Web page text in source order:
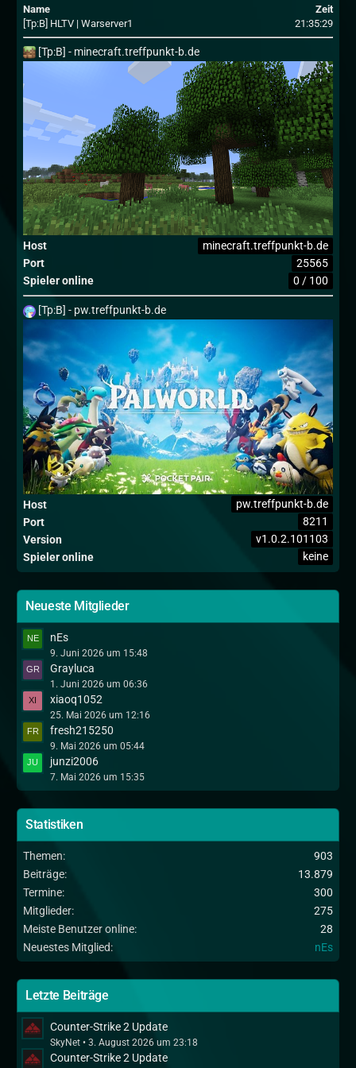
Name
Zeit
[Tp:B] HLTV | Warserver1
21:35:29
[Tp:B] - minecraft.treffpunkt-b.de
Host
minecraft.treffpunkt-b.de
Port
25565
Spieler online
0 / 100
[Tp:B] - pw.treffpunkt-b.de
Host
pw.treffpunkt-b.de
Port
8211
Version
v1.0.2.101103
Spieler online
keine
Neueste Mitglieder
nEs
9. Juni 2026 um 15:48
Grayluca
1. Juni 2026 um 06:36
xiaoq1052
25. Mai 2026 um 12:16
fresh215250
9. Mai 2026 um 05:44
junzi2006
7. Mai 2026 um 15:35
Statistiken
Themen
903
Beiträge
13.879
Termine
300
Mitglieder
275
Meiste Benutzer online
28
Neuestes Mitglied
nEs
Letzte Beiträge
Counter-Strike 2 Update
SkyNet 3. August 2026 um 23:18
Counter-Strike 2 Update